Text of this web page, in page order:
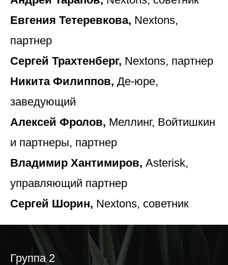
Евгения Тетеревкова, Nextons,
партнер
Сергей Трахтенберг, Nextons, партнер
Никита Филиппов, Де-юре,
заведующий
Алексей Фролов, Меллинг, Войтишкин
и партнеры, партнер
Владимир Хантимиров, Asterisk,
управляющий партнер
Сергей Шорин, Nextons, советник
Группа 2